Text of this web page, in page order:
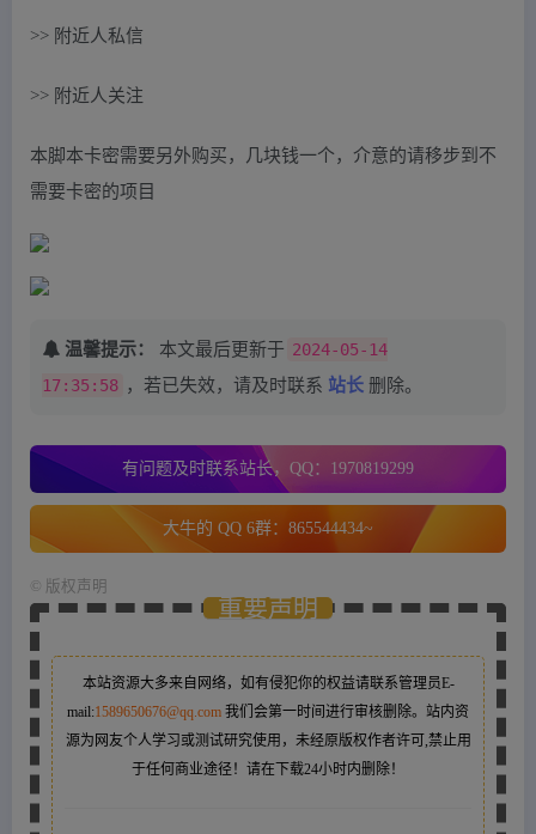
>> 附近人私信
>> 附近人关注
本脚本卡密需要另外购买，几块钱一个，介意的请移步到不
需要卡密的项目
温馨提示： 本文最后更新于 2024-05-14
17:35:58 ，若已失效，请及时联系 站长 删除。
有问题及时联系站长，QQ：1970819299
大牛的 QQ 6群：865544434~
版权声明
重要声明
本站资源大多来自网络，如有侵犯你的权益请联系管理员E-
mail:1589650676@qq.com 我们会第一时间进行审核删除。站内资
源为网友个人学习或测试研究使用，未经原版权作者许可,禁止用
于任何商业途径！请在下载24小时内删除！